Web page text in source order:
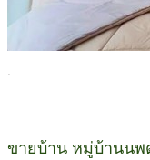
.
ขายบ้าน หมู่บ้านนพ